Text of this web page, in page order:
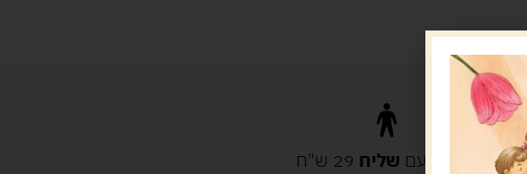
משלוח עם שליח 29 ש"ח